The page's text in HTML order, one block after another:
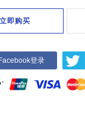
立即购买
Facebook登录